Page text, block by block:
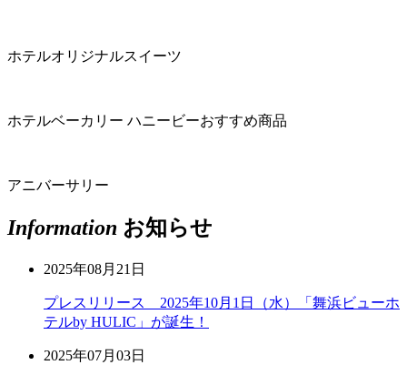
ホテルオリジナルスイーツ
ホテルベーカリー ハニービーおすすめ商品
アニバーサリー
Information お知らせ
2025年08月21日
プレスリリース 2025年10月1日（水）「舞浜ビューホ
テルby HULIC」が誕生！
2025年07月03日